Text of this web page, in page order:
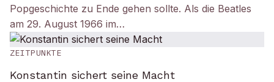
Popgeschichte zu Ende gehen sollte. Als die Beatles
am 29. August 1966 im…
ZEITPUNKTE
Konstantin sichert seine Macht